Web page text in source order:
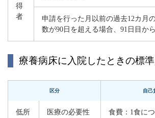
得
者
申請を行った月以前の過去12カ月
数が90日を超える場合、91日目から
療養病床に入院したときの標
区分 自己
低所
医療の必要性
食費：1食に